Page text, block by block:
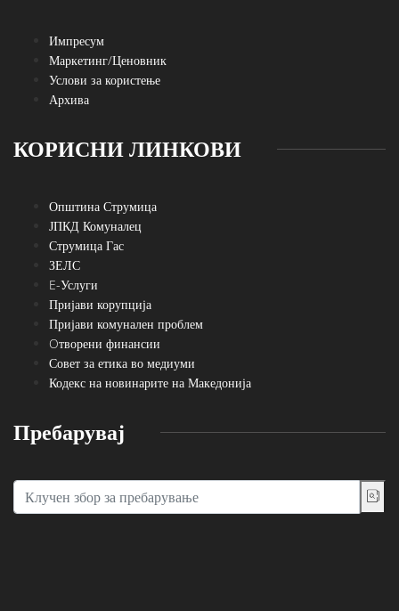
Импресум
Маркетинг/Ценовник
Услови за користење
Архива
КОРИСНИ ЛИНКОВИ
Општина Струмица
ЈПКД Комуналец
Струмица Гас
ЗЕЛС
E-Услуги
Пријави корупција
Пријави комунален проблем
Oтворени финансии
Совет за етика во медиуми
Кодекс на новинарите на Македонија
Пребарувај